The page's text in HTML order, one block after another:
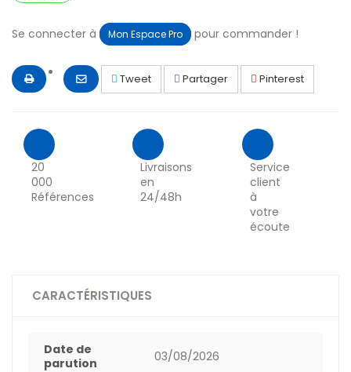
Se connecter à Mon Espace Pro pour commander !
Tweet Partager Pinterest
20
000
Références
Livraisons
en
24/48h
Service
client
à
votre
écoute
CARACTÉRISTIQUES
Date de
parution
03/08/2026